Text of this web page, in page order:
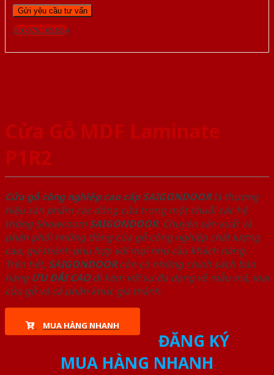
Gọi 0976.169.864
Cửa Gỗ MDF Laminate
P1R2
Cửa gỗ công nghiệp cao cấp SAIGONDOORlà thương
hiệu sản phẩm các dòng cửa trong một chuỗi các hệ
thống Showroom SAIGONDOOR. Chuyên sản xuất và
phân phối những dòng cửa gỗ công nghiệp chất lượng
cao, giá thành phù hợp với mọi nhu cầu khách hàng.
Trên hết, SAIGONDOORcòn có những chính sách bán
hàng ƯU ĐÃI CAOđi kèm với sự đa dạng về mẫu mã, loại
cửa gỗ và cả phân khúc giá thành.
MUA HÀNG NHANH
ĐĂNG KÝ
MUA HÀNG NHANH